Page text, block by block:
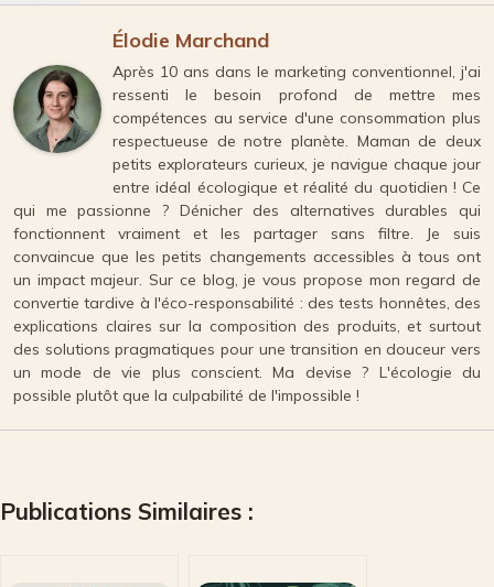
Élodie Marchand
Après 10 ans dans le marketing conventionnel, j'ai
ressenti le besoin profond de mettre mes
compétences au service d'une consommation plus
respectueuse de notre planète. Maman de deux
petits explorateurs curieux, je navigue chaque jour
entre idéal écologique et réalité du quotidien ! Ce
qui me passionne ? Dénicher des alternatives durables qui
fonctionnent vraiment et les partager sans filtre. Je suis
convaincue que les petits changements accessibles à tous ont
un impact majeur. Sur ce blog, je vous propose mon regard de
convertie tardive à l'éco-responsabilité : des tests honnêtes, des
explications claires sur la composition des produits, et surtout
des solutions pragmatiques pour une transition en douceur vers
un mode de vie plus conscient. Ma devise ? L'écologie du
possible plutôt que la culpabilité de l'impossible !
Publications Similaires :